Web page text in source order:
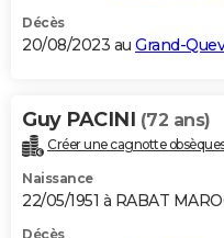
Décès
20/08/2023 au Grand-
Guy PACINI (72 ans)
Créer une cagnotte
Naissance
22/05/1951 à RABAT
Décès